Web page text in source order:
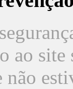
ao
não